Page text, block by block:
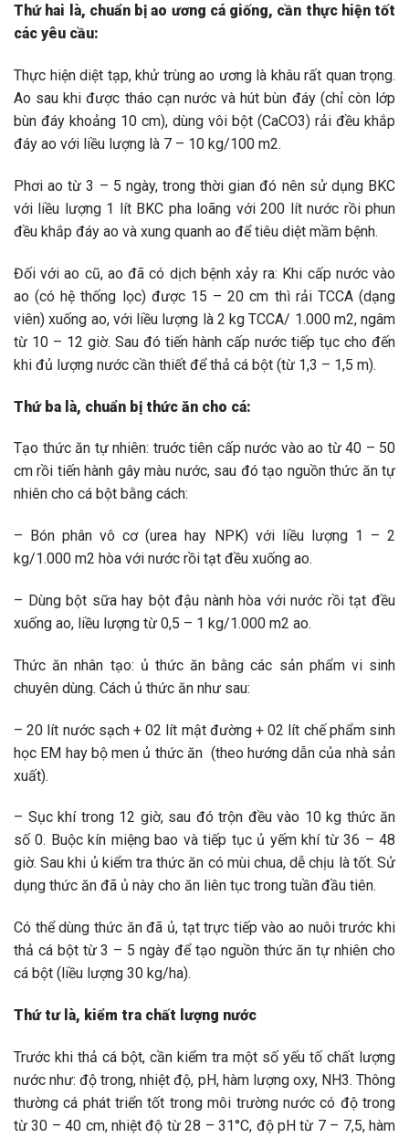
Thứ hai là, chuẩn bị ao ương cá giống, cần thực hiện tốt
các yêu cầu:
Thực hiện diệt tạp, khử trùng ao ương là khâu rất quan trọng.
Ao sau khi được tháo cạn nước và hút bùn đáy (chỉ còn lớp
bùn đáy khoảng 10 cm), dùng vôi bột (CaCO3) rải đều khắp
đáy ao với liều lượng là 7 – 10 kg/100 m2.
Phơi ao từ 3 – 5 ngày, trong thời gian đó nên sử dụng BKC
với liều lượng 1 lít BKC pha loãng với 200 lít nước rồi phun
đều khắp đáy ao và xung quanh ao để tiêu diệt mầm bệnh.
Đối với ao cũ, ao đã có dịch bệnh xảy ra: Khi cấp nước vào
ao (có hệ thống lọc) được 15 – 20 cm thì rải TCCA (dạng
viên) xuống ao, với liều lượng là 2 kg TCCA/ 1.000 m2, ngâm
từ 10 – 12 giờ. Sau đó tiến hành cấp nước tiếp tục cho đến
khi đủ lượng nước cần thiết để thả cá bột (từ 1,3 – 1,5 m).
Thứ ba là, chuẩn bị thức ăn cho cá:
Tạo thức ăn tự nhiên: truớc tiên cấp nước vào ao từ 40 – 50
cm rồi tiến hành gây màu nước, sau đó tạo nguồn thức ăn tự
nhiên cho cá bột bằng cách:
– Bón phân vô cơ (urea hay NPK) với liều lượng 1 – 2
kg/1.000 m2 hòa với nước rồi tạt đều xuống ao.
– Dùng bột sữa hay bột đậu nành hòa với nước rồi tạt đều
xuống ao, liều lượng từ 0,5 – 1 kg/1.000 m2 ao.
Thức ăn nhân tạo: ủ thức ăn bằng các sản phẩm vi sinh
chuyên dùng. Cách ủ thức ăn như sau:
– 20 lít nước sạch + 02 lít mật đường + 02 lít chế phẩm sinh
học EM hay bộ men ủ thức ăn (theo hướng dẫn của nhà sản
xuất).
– Sục khí trong 12 giờ, sau đó trộn đều vào 10 kg thức ăn
số 0. Buộc kín miệng bao và tiếp tục ủ yếm khí từ 36 – 48
giờ. Sau khi ủ kiểm tra thức ăn có mùi chua, dễ chịu là tốt. Sử
dụng thức ăn đã ủ này cho ăn liên tục trong tuần đầu tiên.
Có thể dùng thức ăn đã ủ, tạt trực tiếp vào ao nuôi trước khi
thả cá bột từ 3 – 5 ngày để tạo nguồn thức ăn tự nhiên cho
cá bột (liều lượng 30 kg/ha).
Thứ tư là, kiểm tra chất lượng nước
Trước khi thả cá bột, cần kiểm tra một số yếu tố chất lượng
nước như: độ trong, nhiệt độ, pH, hàm lượng oxy, NH3. Thông
thường cá phát triển tốt trong môi trường nước có độ trong
từ 30 – 40 cm, nhiệt độ từ 28 – 31°C, độ pH từ 7 – 7,5, hàm